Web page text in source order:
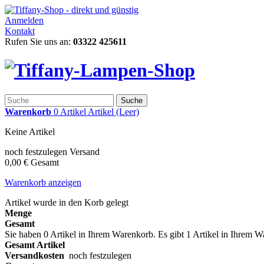
Anmelden
Kontakt
Rufen Sie uns an: 03322 425611
Suche
Warenkorb 0 Artikel Artikel (Leer)
Keine Artikel
noch festzulegen Versand
0,00 € Gesamt
Warenkorb anzeigen
Artikel wurde in den Korb gelegt
Menge
Gesamt
Sie haben 0 Artikel in Ihrem Warenkorb. Es gibt 1 Artikel in Ihrem
Gesamt Artikel
Versandkosten noch festzulegen